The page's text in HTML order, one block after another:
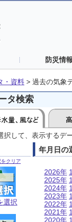
防災情報
・資料 > 過去の気象
タ検索
択して、表示するデ
クリア
選択
年月日の
2026年
2025年
2024年
2023年
2022年
2021年
2020年